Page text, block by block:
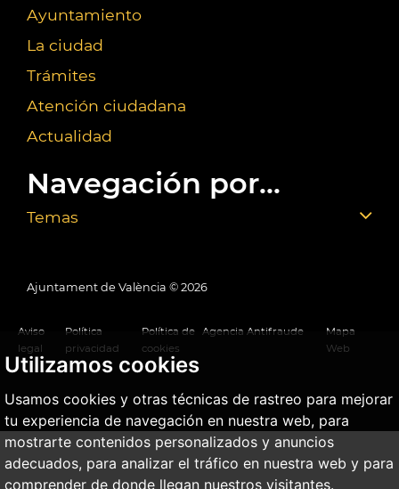
Utilizamos cookies
Usamos cookies y otras técnicas de rastreo para mejorar
tu experiencia de navegación en nuestra web, para
mostrarte contenidos personalizados y anuncios
adecuados, para analizar el tráfico en nuestra web y para
comprender de donde llegan nuestros visitantes.
Ayuntamiento
La ciudad
Trámites
Atención ciudadana
Actualidad
Navegación por...
Temas
Ajuntament de València © 2026
Aviso
legal
Política
privacidad
Política de
cookies
Agencia Antifraude
Mapa
Web